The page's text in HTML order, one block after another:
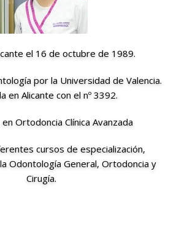
el 16 de octubre de 1989.
por la Universidad de Valencia.
en Alicante con el nº 3392.
Ortodoncia Clínica Avanzada
cursos de especialización,
Odontología General, Ortodoncia y
Cirugía.